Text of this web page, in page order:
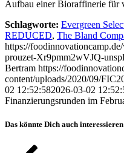
Aufbau einer Bioraffinerie für
Schlagworte: Evergreen
REDUCED, The Bland
https://
prouzet-Xr9pmm2wVJQ-
Bertram https://
content/uploads/2020/09/
02 12:52:582026-03-02
Finanzierungsrunden im
Das könnte Dich auch interessieren